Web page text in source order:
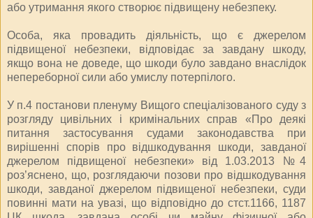
або утримання якого створює підвищену небезпеку.
Особа, яка провадить діяльність, що є джерелом
підвищеної небезпеки, відповідає за завдану шкоду,
якщо вона не доведе, що шкоди було завдано внаслідок
непереборної сили або умислу потерпілого.
У п.4 постанови пленуму Вищого спеціалізованого суду з
розгляду цивільних і кримінальних справ «Про деякі
питання застосування судами законодавства при
вирішенні спорів про відшкодування шкоди, завданої
джерелом підвищеної небезпеки» від 1.03.2013 №4
роз’яснено, що, розглядаючи позови про відшкодування
шкоди, завданої джерелом підвищеної небезпеки, суди
повинні мати на увазі, що відповідно до стст.1166, 1187